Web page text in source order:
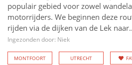
populair gebied voor zowel
motorrijders. We beginnen deze
rijden via de dijken van de Lek
Ingezonden door: Niek
MONTFOORT UTRECHT